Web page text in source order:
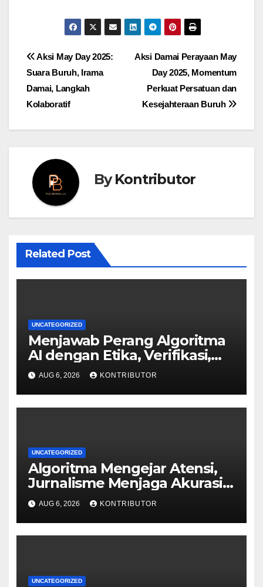
Post
navigation
Aksi Damai Perayaan May
Day 2025, Momentum
Perkuat Persatuan dan
Kesejahteraan Buruh
Aksi May Day 2025:
Suara Buruh, Irama
Damai, Langkah
Kolaboratif
ByKontributor
Related Post
UNCATEGORIZED
Menjawab Perang Algoritma
AI dengan Etika, Verifikasi,
dan Media Tepercaya
AUG 6, 2026 KONTRIBUTOR
UNCATEGORIZED
Algoritma Mengejar Atensi,
Jurnalisme Menjaga Akurasi
dan Akal Sehat Publik
AUG 6, 2026 KONTRIBUTOR
UNCATEGORIZED